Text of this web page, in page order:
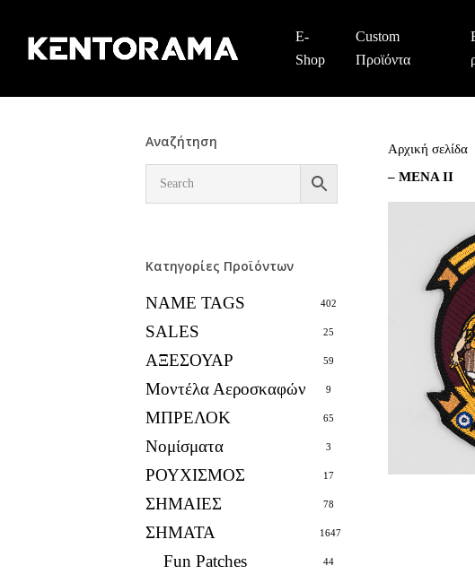
main
E-
Shop
Custom
Προϊόντα
Αναζήτηση
Κατηγορίες Προϊόντων
NAME TAGS 402
SALES 25
ΑΞΕΣΟΥΑΡ 59
Μοντέλα Αεροσκαφών 9
ΜΠΡΕΛΟΚ 65
Νομίσματα 3
ΡΟΥΧΙΣΜΟΣ 17
ΣΗΜΑΙΕΣ 78
ΣΗΜΑΤΑ 1647
Fun Patches 44
Αρχική σελίδα
– MENA II